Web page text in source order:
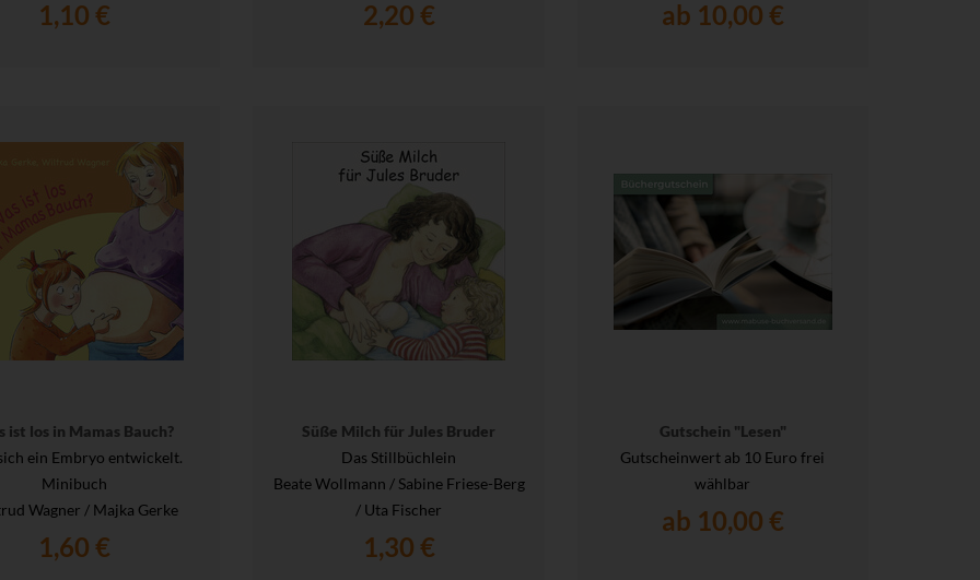
1,10 € 2,20 € ab 10,00 €
ist los in Mamas Bauch?
ein Embryo entwickelt.
Minibuch
Wagner / Majka Gerke
1,60 €
Süße Milch für Jules Bruder
Das Stillbüchlein
Beate Wollmann / Sabine Friese-Berg
/ Uta Fischer
1,30 €
Gutschein "Lesen"
Gutscheinwert ab 10 Euro frei
wählbar
ab 10,00 €